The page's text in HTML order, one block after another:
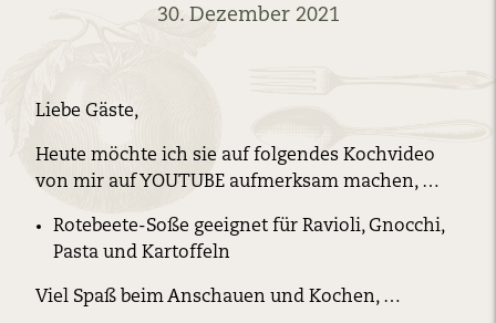
30. Dezember 2021
Liebe Gäste,
Heute möchte ich sie auf folgendes Kochvideo
von mir auf YOUTUBE aufmerksam machen, …
Rotebeete-Soße geeignet für Ravioli, Gnocchi,
Pasta und Kartoffeln
Viel Spaß beim Anschauen und Kochen, …